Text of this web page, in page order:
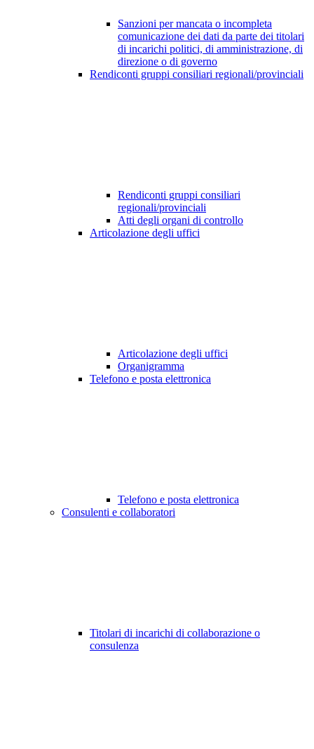
Sanzioni per mancata o incompleta
comunicazione dei dati da parte dei titolari
di incarichi politici, di amministrazione, di
direzione o di governo
Rendiconti gruppi consiliari regionali/provinciali
Rendiconti gruppi consiliari
regionali/provinciali
Atti degli organi di controllo
Articolazione degli uffici
Articolazione degli uffici
Organigramma
Telefono e posta elettronica
Telefono e posta elettronica
Consulenti e collaboratori
Titolari di incarichi di collaborazione o
consulenza